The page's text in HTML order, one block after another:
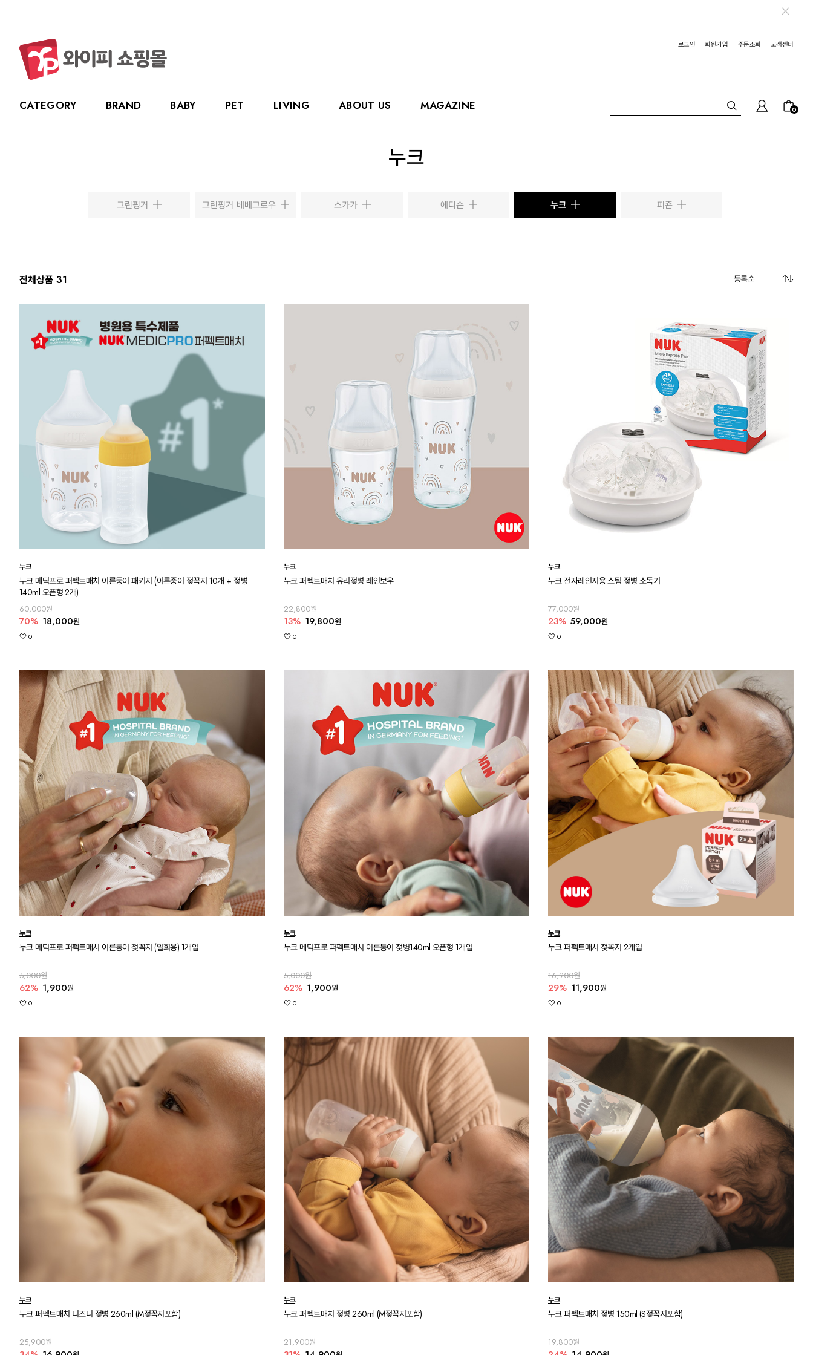
로그인 회원가입 주문조회 고객센터
CATEGORY
HOT DEAL
BRAND BABY PET LIVING
생활용품
ABOUT US MAGAZINE 0
누크
그린핑거 그린핑거 베베그로우 스카카 에디슨 누크 피죤
전체상품 31
누크
누크 메딕프로 퍼펙트매치 이른둥이 패키지 (이른중이 젖꼭지 10개 + 젖병
140ml 오픈형 2개)
60,000원
70% 18,000원
0
누크
누크 퍼펙트매치 유리젖병 레인보우
22,800원
13% 19,800원
0
누크
누크 전자레인지용 스팀 젖병 소독기
77,000원
23% 59,000원
0
누크
누크 메딕프로 퍼펙트매치 이른둥이 젖꼭지 (일회용) 1개입
5,000원
62% 1,900원
0
누크
누크 메딕프로 퍼펙트매치 이른둥이 젖병140ml 오픈형 1개입
5,000원
62% 1,900원
0
누크
누크 퍼펙트매치 젖꼭지 2개입
16,900원
29% 11,900원
0
누크
누크 퍼펙트매치 디즈니 젖병 260ml (M젖꼭지포함)
25,900원
누크
누크 퍼펙트매치 젖병 260ml (M젖꼭지포함)
21,900원
누크
누크 퍼펙트매치 젖병 150ml (S젖꼭지포함)
19,800원